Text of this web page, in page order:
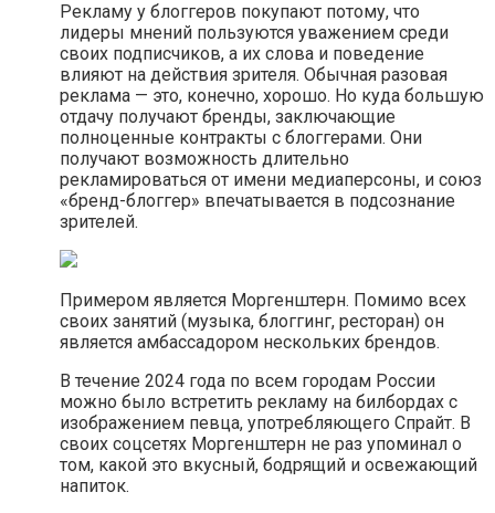
Рекламу у блоггеров покупают потому, что
лидеры мнений пользуются уважением среди
своих подписчиков, а их слова и поведение
влияют на действия зрителя. Обычная разовая
реклама — это, конечно, хорошо. Но куда большую
отдачу получают бренды, заключающие
полноценные контракты с блоггерами. Они
получают возможность длительно
рекламироваться от имени медиаперсоны, и союз
«‎‎бренд-блоггер»‎ впечатывается в подсознание
зрителей.
Примером является Моргенштерн. Помимо всех
своих занятий (музыка, блоггинг, ресторан) он
является амбассадором нескольких брендов.
В течение 2024 года по всем городам России
можно было встретить рекламу на билбордах с
изображением певца, употребляющего Спрайт. В
своих соцсетях Моргенштерн не раз упоминал о
том, какой это вкусный, бодрящий и освежающий
напиток.